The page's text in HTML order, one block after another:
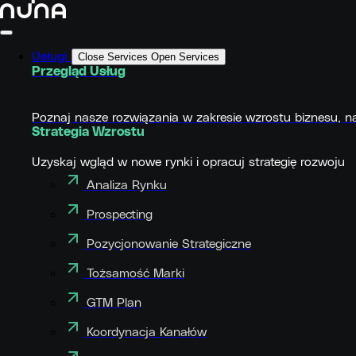
Usługi Close Services Open Services
Przegląd Usług
Poznaj nasze rozwiązania w zakresie wzrostu biznesu,
Strategia Wzrostu
Uzyskaj wgląd w nowe rynki i opracuj strategię rozwoju
Analiza Rynku
Prospecting
Pozycjonowanie Strategiczne
Tożsamość Marki
GTM Plan
Koordynacja Kanałów